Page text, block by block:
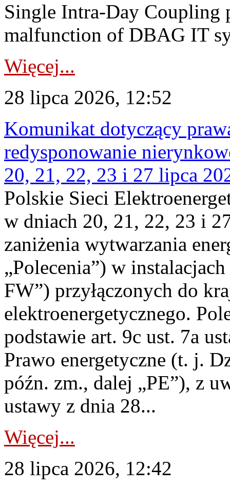
Single Intra-Day Coupling
malfunction of DBAG IT
Więcej...
28 lipca 2026, 12:52
Komunikat dotyczący
redysponowanie
20, 21, 22, 23 i 27 lipca
Polskie Sieci
w dniach 20, 21, 22, 23 i
zaniżenia wytwarzania
„Polecenia”) w
FW”) przyłączonych do
elektroenergetycznego.
podstawie art. 9c ust. 7a
Prawo energetyczne (t. j.
późn. zm., dalej „PE”), z
ustawy z dnia 28...
Więcej...
28 lipca 2026, 12:42